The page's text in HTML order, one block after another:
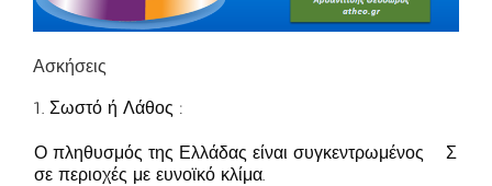
Ασκήσεις
1. Σωστό ή Λάθος :
Ο πληθυσμός της Ελλάδας είναι συγκεντρωμένος
σε περιοχές με ευνοϊκό κλίμα.
Σ